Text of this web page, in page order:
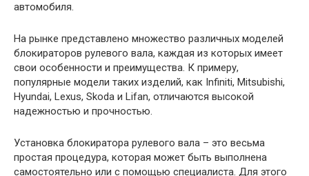
автомобиля.
На рынке представлено множество различных моделей
блокираторов рулевого вала, каждая из которых имеет
свои особенности и преимущества. К примеру,
популярные модели таких изделий, как Infiniti, Mitsubishi,
Hyundai, Lexus, Skoda и Lifan, отличаются высокой
надежностью и прочностью.
Установка блокиратора рулевого вала – это весьма
простая процедура, которая может быть выполнена
самостоятельно или с помощью специалиста. Для этого